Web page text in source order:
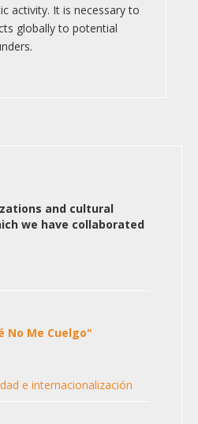
activity. It is necessary to
globally to potential
and cultural
we have collaborated
No Me Cuelgo"
e internacionalización